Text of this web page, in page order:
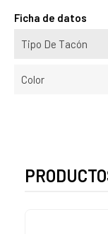
Ficha de datos
Tipo De Tacón
Color